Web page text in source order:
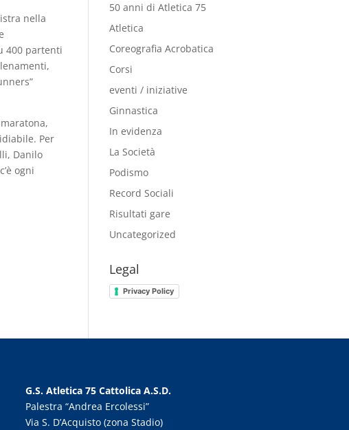
nella
400 partenti
Per
Danilo
ogni
50 anni di Atletica 75
Atletica
Coreografia Acrobatica
Corsi
eventi / iniziative
Ginnastica
In evidenza
La Società
Podismo
Record Sociali
Risultati gare
Uncategorized
Legal
Privacy Policy
G.S. Atletica 75 Cattolica A.S.D.
Palestra “Andrea Ercolessi”
Via S. D’Acquisto (zona Stadio)